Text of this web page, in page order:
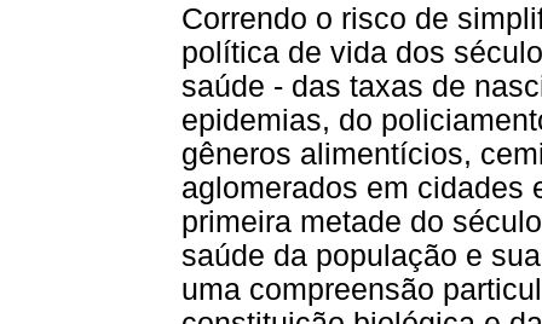
Correndo o risco de
política de vida dos
saúde - das taxas de
epidemias, do
gêneros alimentícios,
aglomerados em cidades
primeira metade do
saúde da população e
uma compreensão